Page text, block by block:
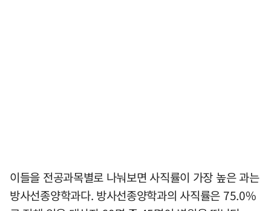
이들을 전공과목별로 나눠보면 사직률이 가장 높은 과는
방사선종양학과다. 방사선종양학과의 사직률은 75.0%